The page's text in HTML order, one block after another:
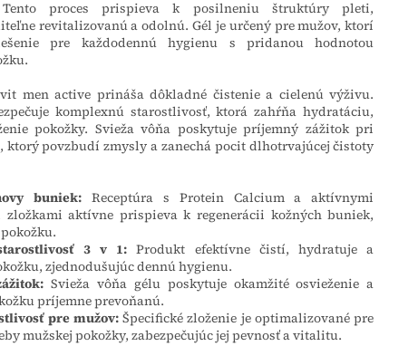
proces prispieva k posilneniu štruktúry pleti,
revitalizovanú a odolnú. Gél je určený pre mužov, ktorí
pre každodennú hygienu s pridanou hodnotou
men active prináša dôkladné čistenie a cielenú výživu.
komplexnú starostlivosť, ktorá zahŕňa hydratáciu,
pokožky. Svieža vôňa poskytuje príjemný zážitok pri
ktorý povzbudí zmysly a zanechá pocit dlhotrvajúcej čistoty
buniek:Receptúra s Protein Calcium a aktívnymi
zložkami aktívne prispieva k regenerácii kožných buniek,
3 v 1: Produkt efektívne čistí, hydratuje a
zjednodušujúc dennú hygienu.
Svieža vôňa gélu poskytuje okamžité osvieženie a
príjemne prevoňanú.
pre mužov:Špecifické zloženie je optimalizované pre
mužskej pokožky, zabezpečujúc jej pevnosť a vitalitu.